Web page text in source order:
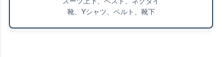
靴、Yシャツ、ベルト、靴下